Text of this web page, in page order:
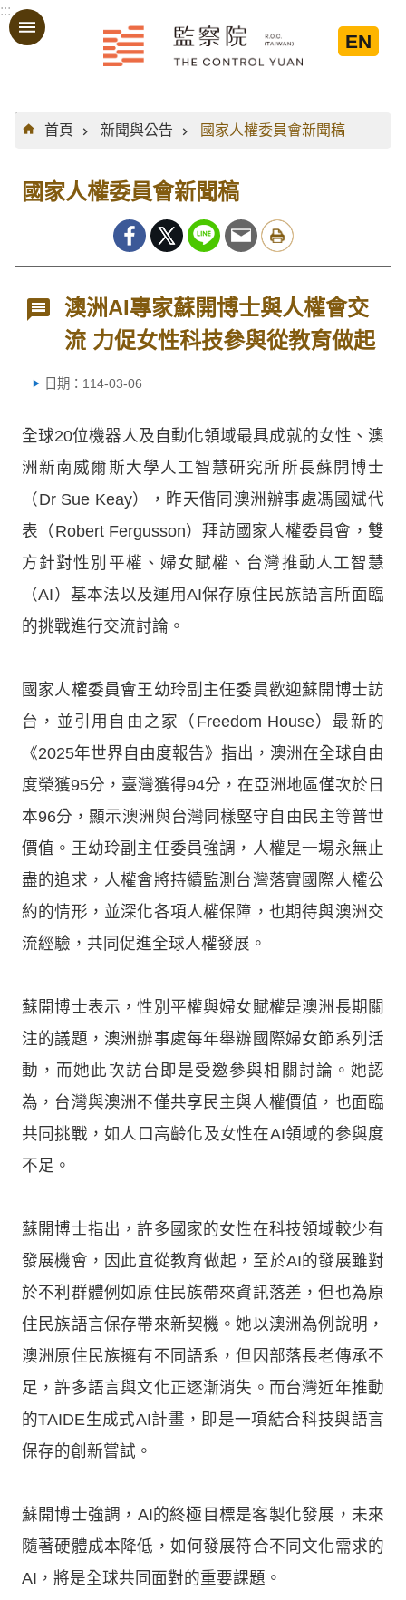
跳到主要內容區塊
:::
EN
:::
首頁
新聞與公告 國家人權委員會新聞稿
國家人權委員會新聞稿
澳洲AI專家蘇開博士與人權會交
流 力促女性科技參與從教育做起
日期：114-03-06
全球20位機器人及自動化領域最具成就的女性、澳
洲新南威爾斯大學人工智慧研究所所長蘇開博士
（Dr Sue Keay），昨天偕同澳洲辦事處馮國斌代
表（Robert Fergusson）拜訪國家人權委員會，雙
方針對性別平權、婦女賦權、台灣推動人工智慧
（AI）基本法以及運用AI保存原住民族語言所面臨
的挑戰進行交流討論。
國家人權委員會王幼玲副主任委員歡迎蘇開博士訪
台，並引用自由之家（Freedom House）最新的
《2025年世界自由度報告》指出，澳洲在全球自由
度榮獲95分，臺灣獲得94分，在亞洲地區僅次於日
本96分，顯示澳洲與台灣同樣堅守自由民主等普世
價值。王幼玲副主任委員強調，人權是一場永無止
盡的追求，人權會將持續監測台灣落實國際人權公
約的情形，並深化各項人權保障，也期待與澳洲交
流經驗，共同促進全球人權發展。
蘇開博士表示，性別平權與婦女賦權是澳洲長期關
注的議題，澳洲辦事處每年舉辦國際婦女節系列活
動，而她此次訪台即是受邀參與相關討論。她認
為，台灣與澳洲不僅共享民主與人權價值，也面臨
共同挑戰，如人口高齡化及女性在AI領域的參與度
不足。
蘇開博士指出，許多國家的女性在科技領域較少有
發展機會，因此宜從教育做起，至於AI的發展雖對
於不利群體例如原住民族帶來資訊落差，但也為原
住民族語言保存帶來新契機。她以澳洲為例說明，
澳洲原住民族擁有不同語系，但因部落長老傳承不
足，許多語言與文化正逐漸消失。而台灣近年推動
的TAIDE生成式AI計畫，即是一項結合科技與語言
保存的創新嘗試。
蘇開博士強調，AI的終極目標是客製化發展，未來
隨著硬體成本降低，如何發展符合不同文化需求的
AI，將是全球共同面對的重要課題。